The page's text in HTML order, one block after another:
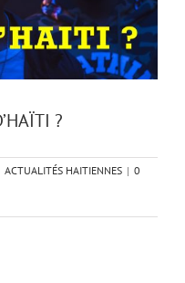
?
ACTUALITÉS HAITIENNES | 0